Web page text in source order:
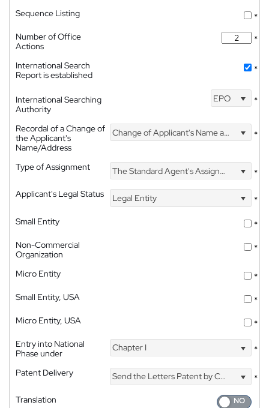
Sequence Listing
*
Number of Office
Actions
*
International Search
Report is established
*
International Searching
Authority
EPO *
Recordal of a Change of
the Applicant's
Name/Address
Change of Applicant's Name and Address *
Type of Assignment The Standard Agent's Assignment
*
Applicant's Legal Status
Legal Entity
*
Small Entity
*
Non-Commercial
Organization
*
Micro Entity
*
Small Entity, USA
*
Micro Entity, USA
*
Entry into National
Phase under
Chapter I *
Patent Delivery Send the Letters Patent by Courier
*
Translation